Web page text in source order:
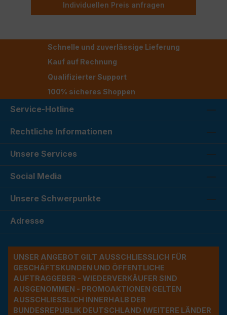
Individuellen Preis anfragen
Schnelle und zuverlässige Lieferung
Kauf auf Rechnung
Qualifizierter Support
100% sicheres Shoppen
Service-Hotline
Rechtliche Informationen
Unsere Services
Social Media
Unsere Schwerpunkte
Adresse
UNSER ANGEBOT GILT AUSSCHLIESSLICH FÜR G
ESCHÄFTSKUNDEN UND ÖFFENTLICHE A
UFTRAGGEBER - WIEDERVERKÄUFER SIND A
USGENOMMEN - PROMOAKTIONEN GELTEN A
USSCHLIESSLICH INNERHALB DER BU
NDESREPUBLIK DEUTSCHLAND (WEITERE LÄNDER NU